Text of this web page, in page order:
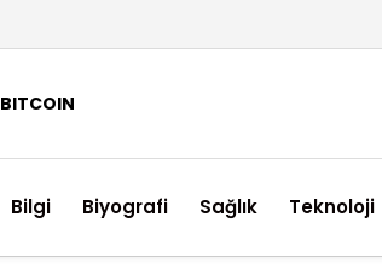
BITCOIN
Bilgi Biyografi Sağlık Teknoloji